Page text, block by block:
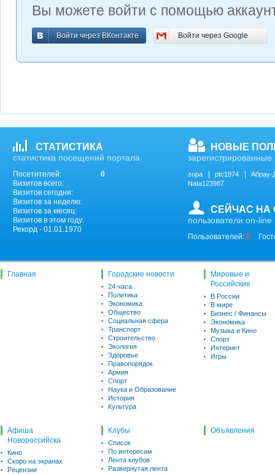
Вы можете войти с помощью
Войти через ВКонтакте
Войти через ВКонтакте Войти через Google
Войти через Google
СТАТИСТИКА
статистика посещений портала
Посетителей:
0
Визитов всего:
Визитов сегодня:
Визитов за неделю:
Визитов за месяц:
Визитов в этом году:
Рекорд - 01.01.1970
НОВЫЕ
зарегистрированные
zopa ptc1974
Абрау-
Nata123987
СЕЙЧАС НА
пользователи on-line
Пользователей: 0
Главная Городские новости
24 часа
Политика
Экономика
Общество
Социальная сфера
Транспорт
Строительство
Экология
Здоровье
Правопорядок
Армия
Спорт
Наука и Образование
История
Культура
Мировые и
Российские
В России
В мире
Бизнес / Финансы
Экономика
Музыка и Кино
Спорт
Интернет
Игры
Афиша
Новороссийска
Кино
Скоро на экранах
Рецензии
Клубы
Список
По интересам
Лента клубов
Развернутая лента
Объявления